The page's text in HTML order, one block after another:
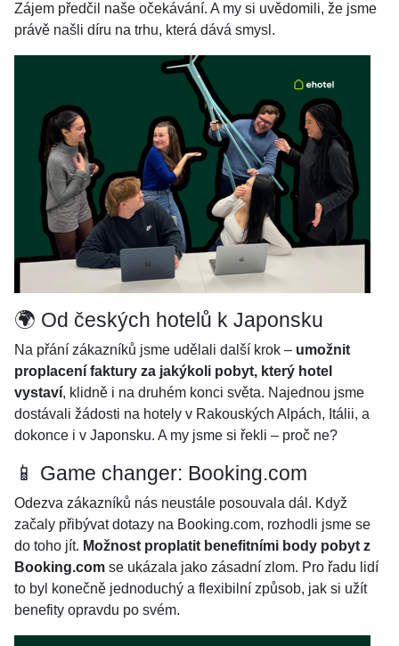
Zájem předčil naše očekávání. A my si uvědomili, že jsme
právě našli díru na trhu, která dává smysl.
🌍 Od českých hotelů k Japonsku
Na přání zákazníků jsme udělali další krok – umožnit
proplacení faktury za jakýkoli pobyt, který hotel
vystaví, klidně i na druhém konci světa. Najednou jsme
dostávali žádosti na hotely v Rakouských Alpách, Itálii, a
dokonce i v Japonsku. A my jsme si řekli – proč ne?
📱 Game changer: Booking.com
Odezva zákazníků nás neustále posouvala dál. Když
začaly přibývat dotazy na Booking.com, rozhodli jsme se
do toho jít. Možnost proplatit benefitními body pobyt z
Booking.com se ukázala jako zásadní zlom. Pro řadu lidí
to byl konečně jednoduchý a flexibilní způsob, jak si užít
benefity opravdu po svém.